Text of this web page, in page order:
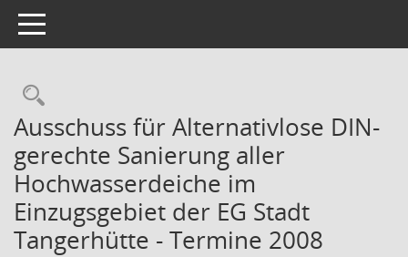
Toggle navigation
Rechercheauswahl
Ausschuss für Alternativlose DIN-
gerechte Sanierung aller
Hochwasserdeiche im
Einzugsgebiet der EG Stadt
Tangerhütte - Termine 2008